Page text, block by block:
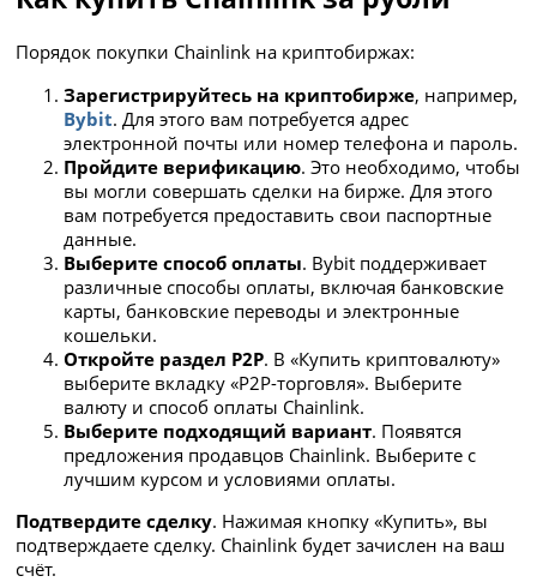
Порядок покупки Chainlink на криптобиржах:
Зарегистрируйтесь на криптобирже, например,
Bybit. Для этого вам потребуется адрес
электронной почты или номер телефона и пароль.
Пройдите верификацию. Это необходимо, чтобы
вы могли совершать сделки на бирже. Для этого
вам потребуется предоставить свои паспортные
данные.
Выберите способ оплаты. Bybit поддерживает
различные способы оплаты, включая банковские
карты, банковские переводы и электронные
кошельки.
Откройте раздел P2P. В «Купить криптовалюту»
выберите вкладку «P2P-торговля». Выберите
валюту и способ оплаты Chainlink.
Выберите подходящий вариант. Появятся
предложения продавцов Chainlink. Выберите с
лучшим курсом и условиями оплаты.
Подтвердите сделку. Нажимая кнопку «Купить», вы
подтверждаете сделку. Chainlink будет зачислен на ваш
счёт.